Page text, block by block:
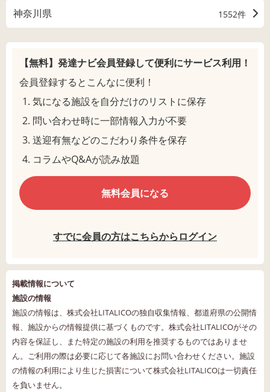
神奈川県 1552件
【無料】発達ナビ会員登録して便利にサービス利用！
会員登録するとこんなに便利！
気になる施設を自分だけのリストに保存
問い合わせ時に一部情報入力が不要
送迎有無などのこだわり条件を保存
コラムやQ&Aが読み放題
無料会員になる
すでに会員の方はこちらからログイン
掲載情報について
施設の情報
施設の情報は、株式会社LITALICOの独自収集情報、都道府県の公開情
報、施設からの情報提供に基づくものです。株式会社LITALICOがその
内容を保証し、また特定の施設の利用を推奨するものではありませ
ん。ご利用の際は必要に応じて各施設にお問い合わせください。施設
の情報の利用により生じた損害について株式会社LITALICOは一切責任
を負いません。